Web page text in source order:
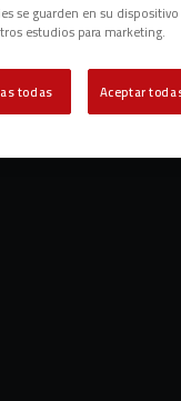
se guarden en su
estudios para marketing.
todas Aceptar